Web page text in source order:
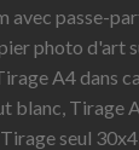
avec passe-
photo d'art
A4 dans
blanc, Tirage
seul